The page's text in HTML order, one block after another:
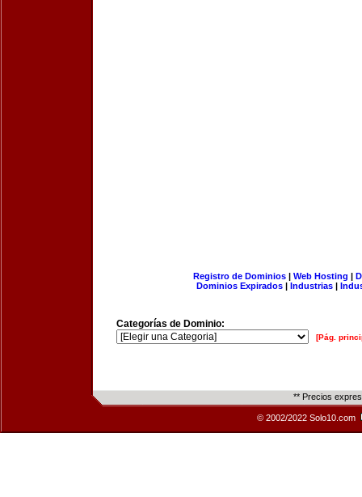
Registro de Dominios| Web Hosting |
Dominios Expirados | Industrias |
Categorías de Dominio:
[Pág.
** Precios
© 2002/2022 Solo10.com